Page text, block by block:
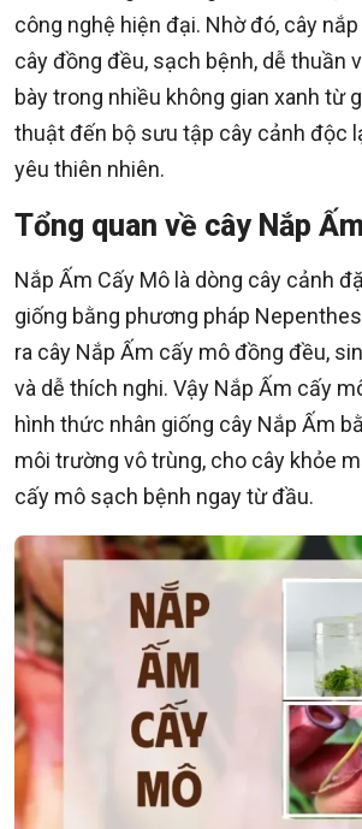
công nghệ hiện đại. Nhờ đó, cây
cây đồng đều, sạch bệnh, dễ thuần
bày trong nhiều không gian xanh từ
thuật đến bộ sưu tập cây cảnh độc
yêu thiên nhiên.
Tổng quan về cây Nắp
Nắp Ấm Cấy Mô là dòng cây cảnh
giống bằng phương pháp
ra cây Nắp Ấm cấy mô đồng đều,
và dễ thích nghi. Vậy Nắp Ấm cấy
hình thức nhân giống cây Nắp Ấm
môi trường vô trùng, cho cây khỏe
cấy mô sạch bệnh ngay từ đầu.